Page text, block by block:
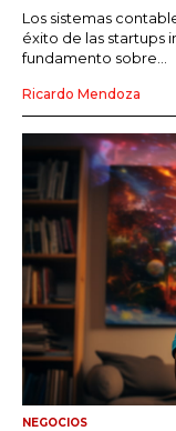
Los sistemas
éxito de las startups
fundamento sobre...
Ricardo Mendoza
NEGOCIOS